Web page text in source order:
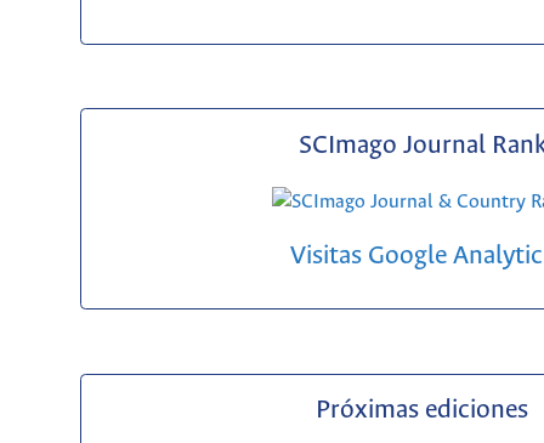
SCImago Journal
Visitas Google
Próximas ediciones